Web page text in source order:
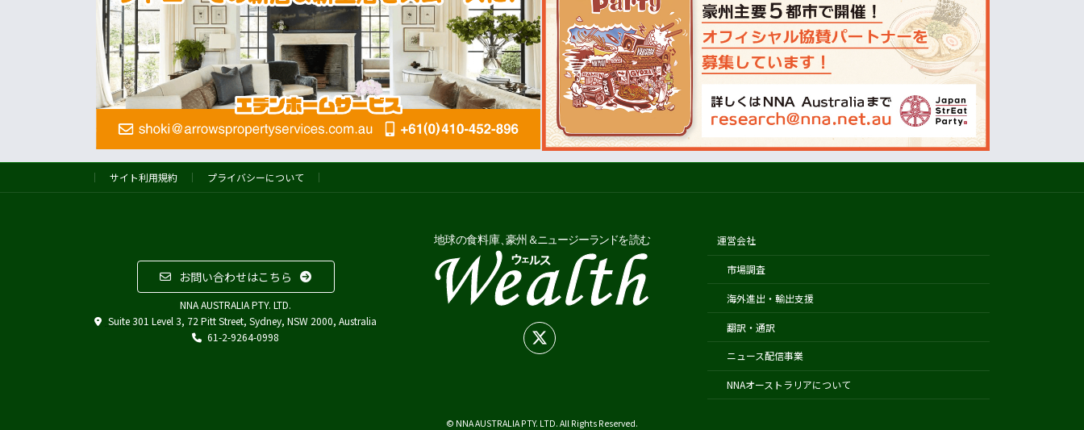
ABARES=オーストラリア農業資源経
済・科学局
天気
オーストラリアの天気(BOM)
ニュージーランドの天気(MetService)
プライスチェック
ウールワース
フードスタッフス
その他
Austrade
Japan External Trade Organization
(JETRO)
サイト利用規約 プライバシーについて
お問い合わせはこちら
NNA AUSTRALIA PTY. LTD.
Suite 301 Level 3, 72 Pitt Street, Sydney, NSW 2000, Australia
61-2-9264-0998
運営会社
市場調査
海外進出・輸出支援
翻訳・通訳
ニュース配信事業
NNAオーストラリアについて
© NNA AUSTRALIA PTY. LTD. All Rights Reserved.